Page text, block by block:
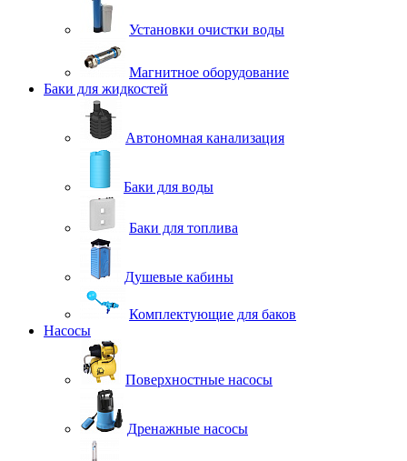
Установки очистки воды
Магнитное оборудование
Баки для жидкостей
Автономная канализация
Баки для воды
Баки для топлива
Душевые кабины
Комплектующие для баков
Насосы
Поверхностные насосы
Дренажные насосы